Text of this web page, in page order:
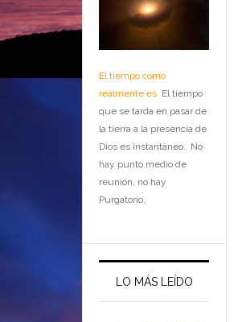
El tiempo como
realmente es El tiempo
que se tarda en pasar de
la tierra a la presencia de
Dios es instantáneo. No
hay punto medio de
reunión, no hay
Purgatorio.
LO MÁS LEÍDO